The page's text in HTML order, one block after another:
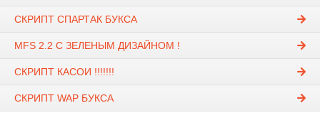
СКРИПТ СПАРТАК БУКСА
MFS 2.2 С ЗЕЛЕНЫМ ДИЗАЙНОМ !
СКРИПТ КАСОИ !!!!!!!
СКРИПТ WAP БУКСА